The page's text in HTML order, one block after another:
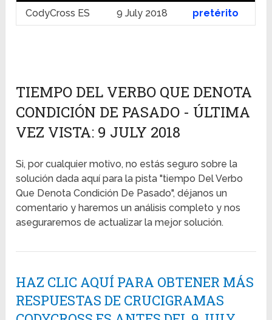
CodyCross ES 9 July 2018 pretérito
TIEMPO DEL VERBO QUE DENOTA
CONDICIÓN DE PASADO - ÚLTIMA
VEZ VISTA: 9 JULY 2018
Si, por cualquier motivo, no estás seguro sobre la
solución dada aquí para la pista "tiempo Del Verbo
Que Denota Condición De Pasado", déjanos un
comentario y haremos un análisis completo y nos
aseguraremos de actualizar la mejor solución.
HAZ CLIC AQUÍ PARA OBTENER MÁS
RESPUESTAS DE CRUCIGRAMAS